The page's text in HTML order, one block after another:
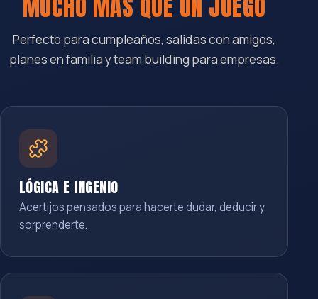
Perfecto para cumpleaños, salidas con amigos,
planes en familia y team building para empresas.
LÓGICA E INGENIO
Acertijos pensados para hacerte dudar, deducir y
sorprenderte.